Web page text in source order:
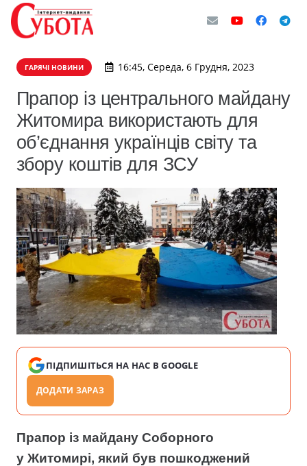
ГАРЯЧІ НОВИНИ 16:45, Середа, 6 Грудня, 2023
Прапор із центрального майдану
Житомира використають для
об’єднання українців світу та
збору коштів для ЗСУ
ПІДПИШІТЬСЯ НА НАС В GOOGLE
ДОДАТИ ЗАРАЗ
Прапор із майдану Соборного
у Житомирі, який був пошкоджений